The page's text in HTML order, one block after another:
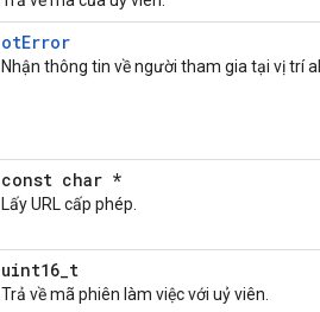
otError
Nhận thông tin về người tham gia tại vị trí
const char *
Lấy URL cấp phép.
uint16_t
Trả về mã phiên làm việc với uỷ viên.